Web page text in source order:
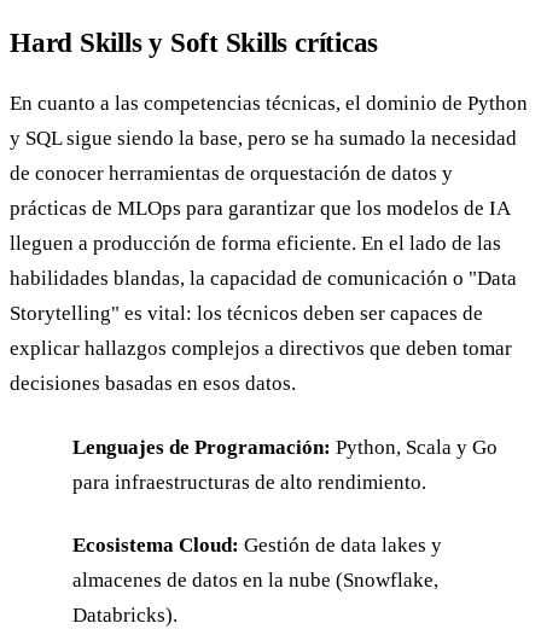
Hard Skills y Soft Skills críticas
En cuanto a las competencias técnicas, el dominio de Python
y SQL sigue siendo la base, pero se ha sumado la necesidad
de conocer herramientas de orquestación de datos y
prácticas de MLOps para garantizar que los modelos de IA
lleguen a producción de forma eficiente. En el lado de las
habilidades blandas, la capacidad de comunicación o "Data
Storytelling" es vital: los técnicos deben ser capaces de
explicar hallazgos complejos a directivos que deben tomar
decisiones basadas en esos datos.
Lenguajes de Programación: Python, Scala y Go
para infraestructuras de alto rendimiento.
Ecosistema Cloud: Gestión de data lakes y
almacenes de datos en la nube (Snowflake,
Databricks).